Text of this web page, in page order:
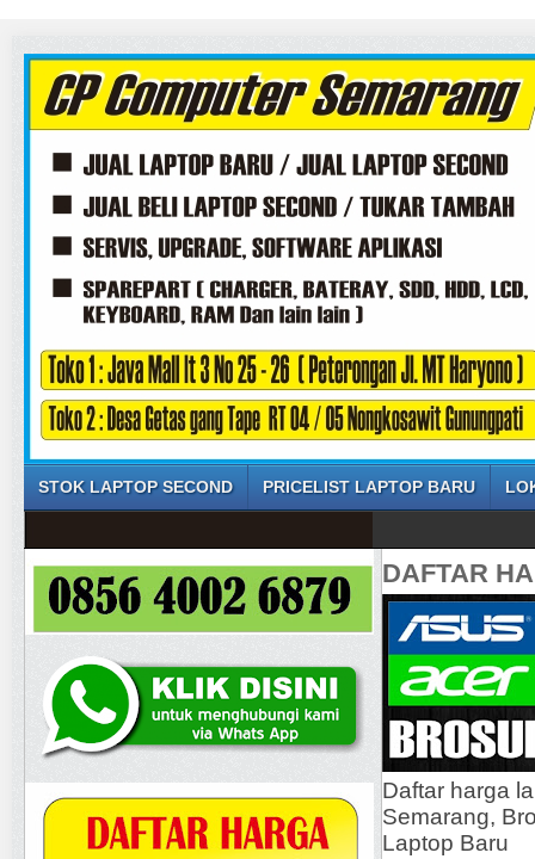
STOK LAPTOP SECOND PRICELIST LAPTOP BARU
DAFTAR
Daftar harga
Semarang,
Laptop Baru